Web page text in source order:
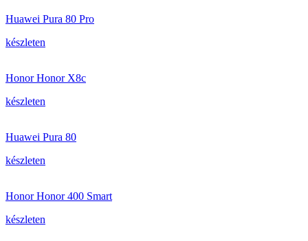
Huawei Pura 80 Pro
készleten
Honor Honor X8c
készleten
Huawei Pura 80
készleten
Honor Honor 400 Smart
készleten